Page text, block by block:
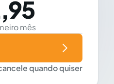
mês
quando quiser